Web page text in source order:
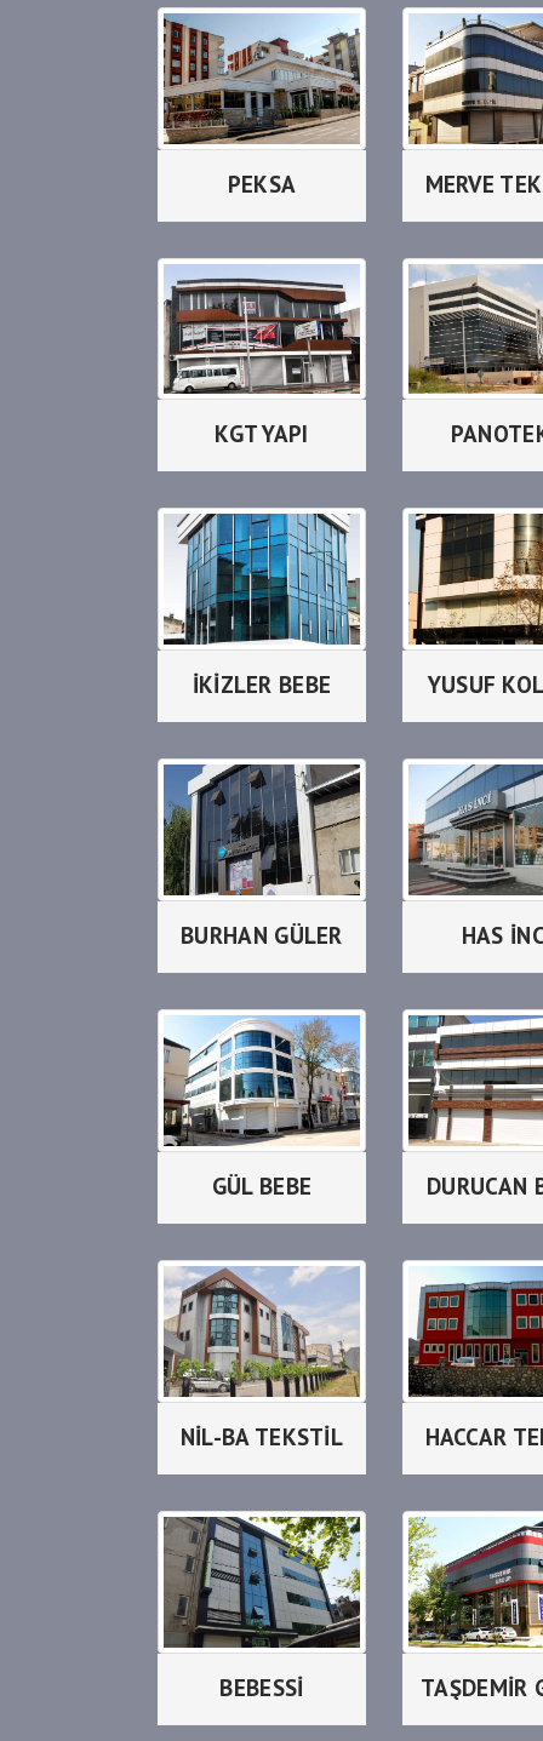
PEKSA MERVE
KGT YAPI
İKİZLER BEBE YUSUF
BURHAN GÜLER HAS
GÜL BEBE DURUCAN
NİL-BA TEKSTİL HACCAR
BEBESSİ